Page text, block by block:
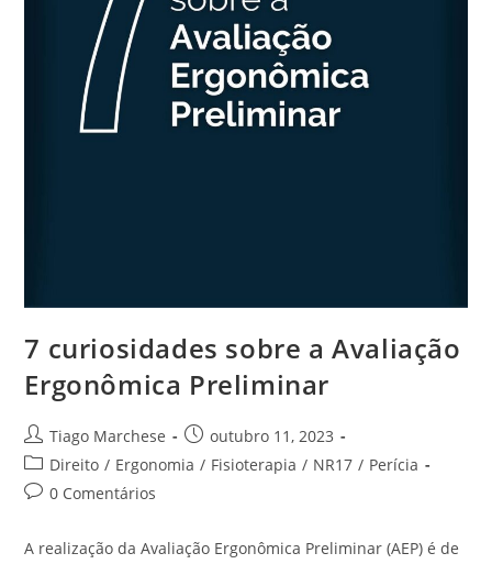
7 curiosidades sobre a Avaliação
Ergonômica Preliminar
Tiago Marchese
outubro 11, 2023
Direito / Ergonomia / Fisioterapia / NR17 / Perícia
0 Comentários
A realização da Avaliação Ergonômica Preliminar (AEP) é de